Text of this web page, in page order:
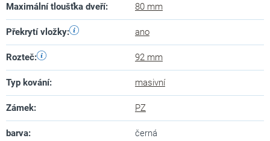
Maximální tloušťka dveří: 80 mm
Překrytí vložky: ano
Rozteč: 92 mm
Typ kování: masivní
Zámek: PZ
barva: černá